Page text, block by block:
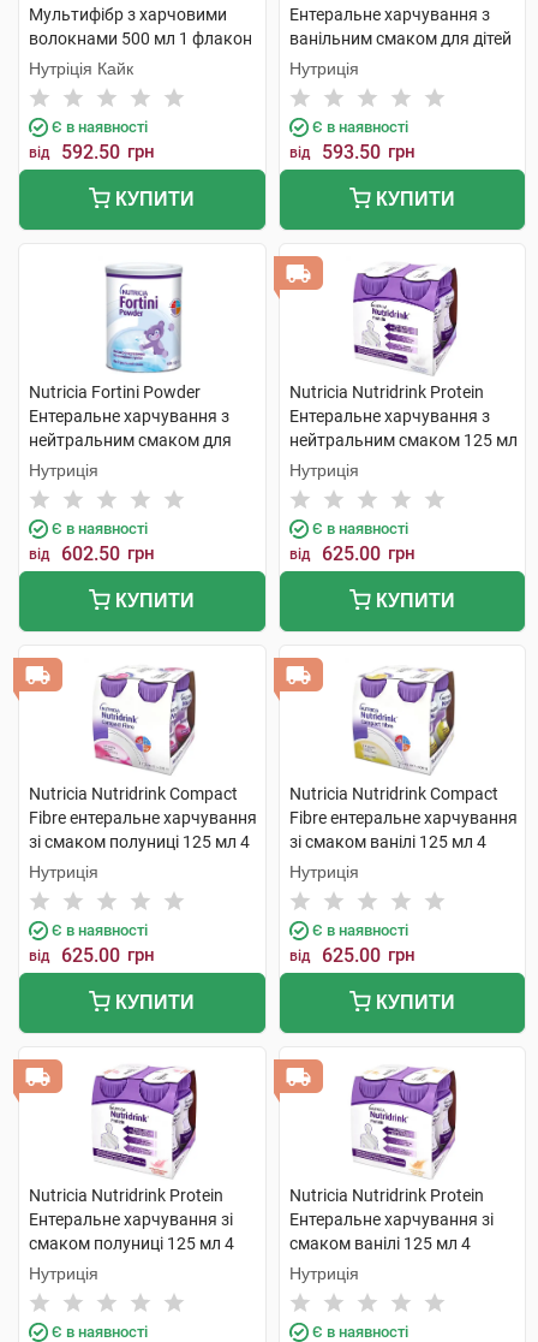
Мультифібр з харчовими
волокнами 500 мл 1 флакон
Нутріція Кайк
Є в наявності
від 592.50 грн
КУПИТИ
Ентеральне харчування з
ванільним смаком для дітей
від 1 року та старше 400 г 1
банка
Нутриція
Є в наявності
від 593.50 грн
КУПИТИ
Nutricia Fortini Powder
Ентеральне харчування з
нейтральним смаком для
дітей від 1 року та старше
400 г 1 банка
Нутриція
Є в наявності
від 602.50 грн
КУПИТИ
Nutricia Nutridrink Protein
Ентеральне харчування з
нейтральним смаком 125 мл
4 пляшки
Нутриція
Є в наявності
від 625.00 грн
КУПИТИ
Nutricia Nutridrink Compact
Fibre ентеральне харчування
зі смаком полуниці 125 мл 4
пляшки
Нутриція
Є в наявності
від 625.00 грн
КУПИТИ
Nutricia Nutridrink Compact
Fibre ентеральне харчування
зі смаком ванілі 125 мл 4
пляшки
Нутриція
Є в наявності
від 625.00 грн
КУПИТИ
Nutricia Nutridrink Protein
Ентеральне харчування зі
смаком полуниці 125 мл 4
пляшки
Нутриція
Є в наявності
Nutricia Nutridrink Protein
Ентеральне харчування зі
смаком ванілі 125 мл 4
пляшки
Нутриція
Є в наявності